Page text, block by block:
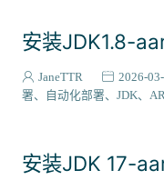
安装JDK1.8-
JaneTTR 2026-03-
署
自动化部署 JDK
安装JDK 17-